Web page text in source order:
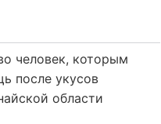
человек, которым
после укусов
области